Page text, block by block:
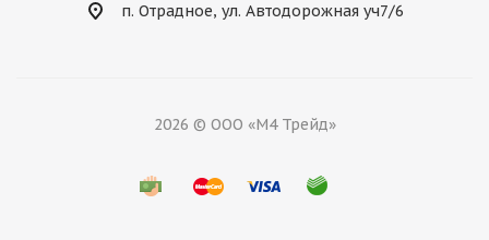
п. Отрадное, ул. Автодорожная уч7/6
2026 © ООО «М4 Трейд»